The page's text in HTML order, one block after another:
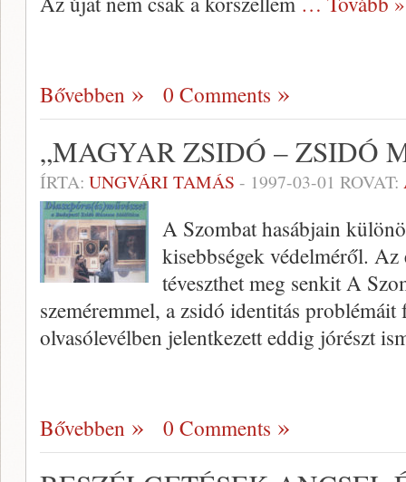
Bővebben 0 Comments
„MAGYAR ZSIDÓ – ZSIDÓ
ÍRTA: UNGVÁRI TAMÁS - 1997-03-01 ROVAT:
A Szombat hasábjain
kisebbségek védelméről.
téveszthet meg senkit A
szeméremmel, a zsidó identitás problé­máit
olvasólevélben jelentkezett eddig jórészt
Bővebben 0 Comments